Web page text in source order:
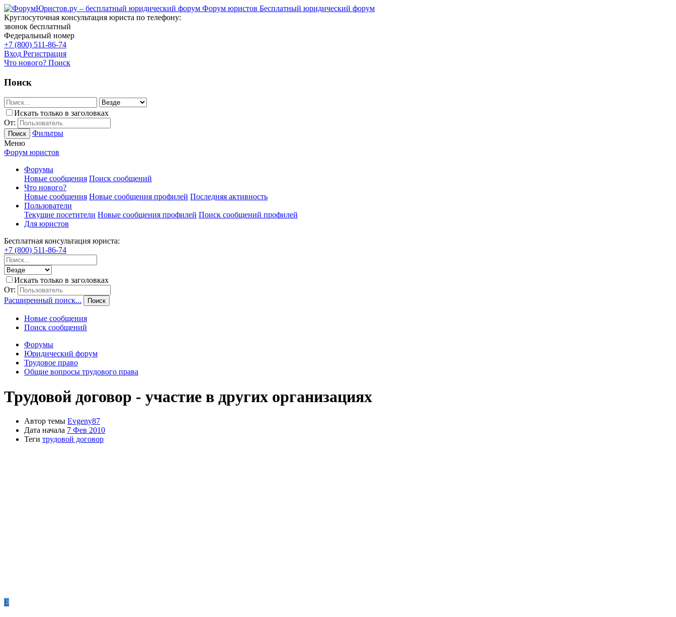
Форум юристов Бесплатный юридический форум
Круглосуточная консультация юриста по телефону:
звонок бесплатный
Федеральный номер
+7 (800) 511-86-74
Вход Регистрация
Что нового? Поиск
Поиск
Искать только в заголовках
От:
Поиск
Фильтры
Меню
Форум юристов
Форумы
Новые сообщения Поиск сообщений
Что нового?
Новые сообщения Новые сообщения профилей Последняя активность
Пользователи
Текущие посетители Новые сообщения профилей Поиск сообщений профилей
Для юристов
Бесплатная консультация юриста:
+7 (800) 511-86-74
Искать только в заголовках
От:
Расширенный поиск...
Поиск
Новые сообщения
Поиск сообщений
Форумы
Юридический форум
Трудовое право
Общие вопросы трудового права
Трудовой договор - участие в других организациях
Автор темы Evgeny87
Дата начала 7 Фев 2010
Теги трудовой договор
E